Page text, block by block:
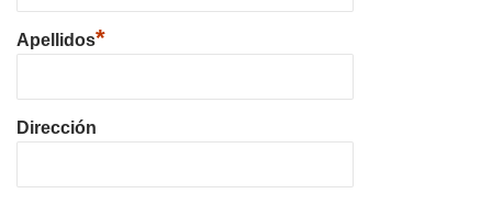
Apellidos*
Dirección